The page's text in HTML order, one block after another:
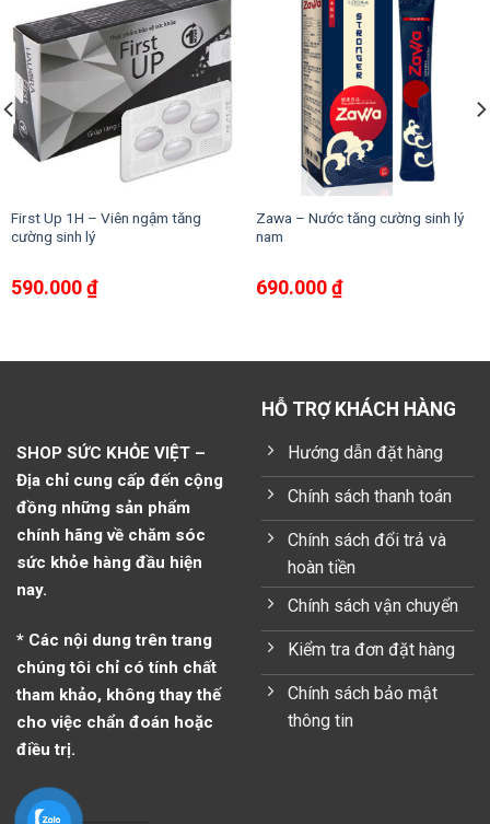
First Up 1H – Viên ngậm tăng
cường sinh lý
590.000₫
Zawa – Nước tăng cường sinh lý
nam
690.000₫
SHOP SỨC KHỎE VIỆT –
Địa chỉ cung cấp đến cộng
đồng những sản phẩm
chính hãng về chăm sóc
sức khỏe hàng đầu hiện
nay.
* Các nội dung trên trang
chúng tôi chỉ có tính chất
tham khảo, không thay thế
cho việc chẩn đoán hoặc
điều trị.
HỖ TRỢ KHÁCH HÀNG
Hướng dẫn đặt hàng
Chính sách thanh toán
Chính sách đổi trả và
hoàn tiền
Chính sách vận chuyển
Kiểm tra đơn đặt hàng
Chính sách bảo mật
thông tin